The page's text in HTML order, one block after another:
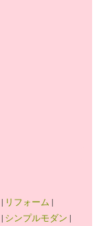
| リフォーム |
| シンプルモダン |